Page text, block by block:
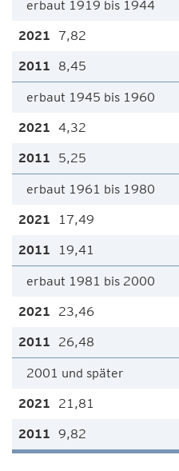
erbaut 1919 bis 1944
7,82
8,45
erbaut 1945 bis 1960
4,32
5,25
erbaut 1961 bis 1980
17,49
19,41
erbaut 1981 bis 2000
23,46
26,48
2001 und später
21,81
9,82